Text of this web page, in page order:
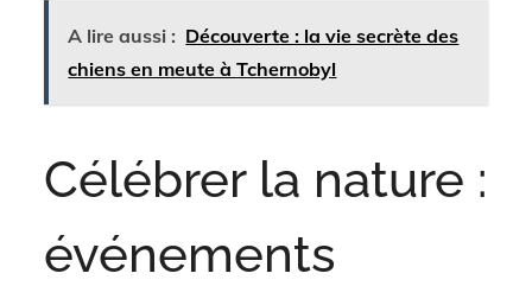
A lire aussi : Découverte : la vie secrète des
chiens en meute à Tchernobyl
Célébrer la nature :
événements